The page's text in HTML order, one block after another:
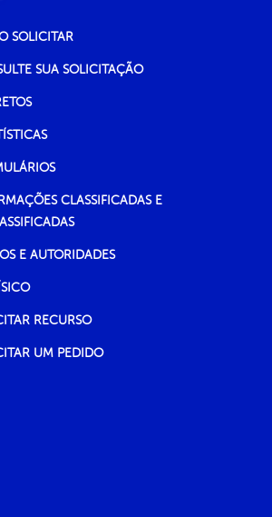
SOLICITAR
SUA SOLICITAÇÃO
CLASSIFICADAS E
E AUTORIDADES
RECURSO
UM PEDIDO